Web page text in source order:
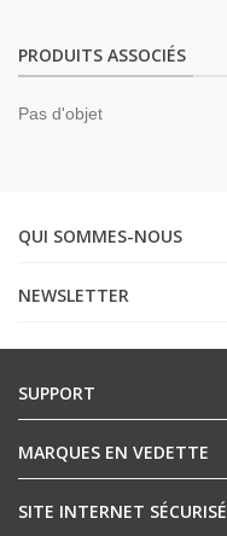
PRODUITS ASSOCIÉS
Pas d'objet
QUI SOMMES-NOUS
NEWSLETTER
SUPPORT
MARQUES EN VEDETTE
SITE INTERNET SÉCURISÉ